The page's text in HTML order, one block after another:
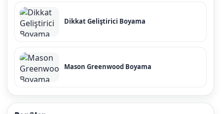
Dikkat Geliştirici Boyama
Mason Greenwood Boyama